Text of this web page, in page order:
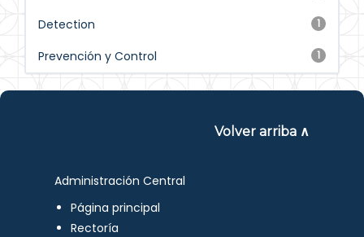
1
Detection
1
Prevención y Control
Volver arriba ∧
Administración Central
Página principal
Rectoría